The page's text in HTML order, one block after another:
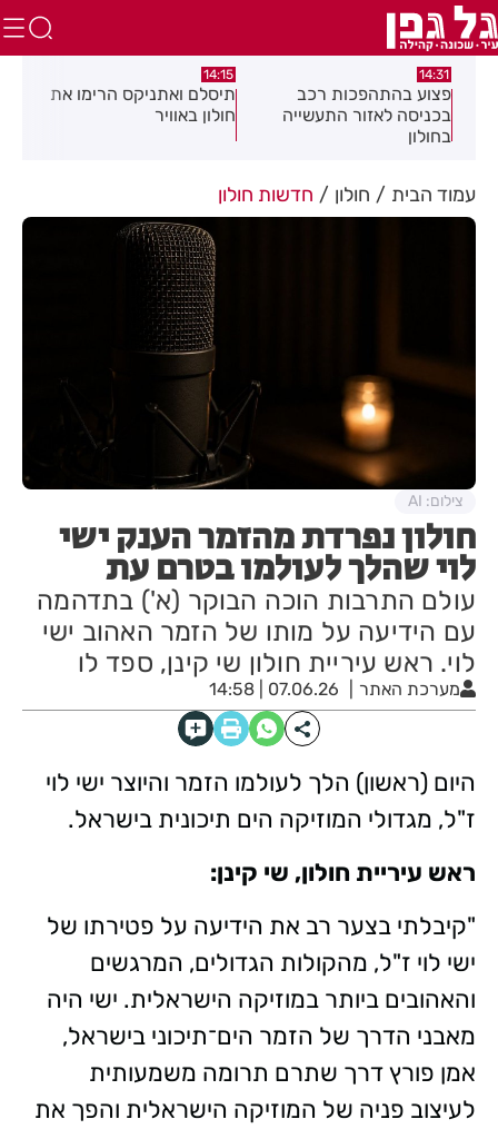
14:31
פצוע בהתהפכות רכב
בכניסה לאזור התעשייה
בחולון
14:15
תיסלם ואתניקס הרימו את
חולון באוויר
עמוד הבית חולון חדשות חולון
חולון נפרדת מהזמר הענק ישי
לוי שהלך לעולמו בטרם עת
עולם התרבות הוכה הבוקר (א') בתדהמה
עם הידיעה על מותו של הזמר האהוב ישי
לוי. ראש עיריית חולון שי קינן, ספד לו
מערכת האתר 07.06.26 | 14:58
צילום: AI
היום (ראשון) הלך לעולמו הזמר והיוצר ישי לוי
ז"ל, מגדולי המוזיקה הים תיכונית בישראל.
ראש עיריית חולון, שי קינן:
"קיבלתי בצער רב את הידיעה על פטירתו של
ישי לוי ז"ל, מהקולות הגדולים, המרגשים
והאהובים ביותר במוזיקה הישראלית. ישי היה
מאבני הדרך של הזמר הים־תיכוני בישראל,
אמן פורץ דרך שתרם תרומה משמעותית
לעיצוב פניה של המוזיקה הישראלית והפך את